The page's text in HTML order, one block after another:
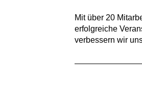
Mit über 20
erfolgreiche
verbessern wir